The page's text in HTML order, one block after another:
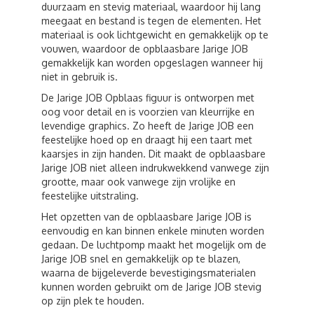
duurzaam en stevig materiaal, waardoor hij lang
meegaat en bestand is tegen de elementen. Het
materiaal is ook lichtgewicht en gemakkelijk op te
vouwen, waardoor de opblaasbare Jarige JOB
gemakkelijk kan worden opgeslagen wanneer hij
niet in gebruik is.
De Jarige JOB Opblaas figuur is ontworpen met
oog voor detail en is voorzien van kleurrijke en
levendige graphics. Zo heeft de Jarige JOB een
feestelijke hoed op en draagt hij een taart met
kaarsjes in zijn handen. Dit maakt de opblaasbare
Jarige JOB niet alleen indrukwekkend vanwege zijn
grootte, maar ook vanwege zijn vrolijke en
feestelijke uitstraling.
Het opzetten van de opblaasbare Jarige JOB is
eenvoudig en kan binnen enkele minuten worden
gedaan. De luchtpomp maakt het mogelijk om de
Jarige JOB snel en gemakkelijk op te blazen,
waarna de bijgeleverde bevestigingsmaterialen
kunnen worden gebruikt om de Jarige JOB stevig
op zijn plek te houden.